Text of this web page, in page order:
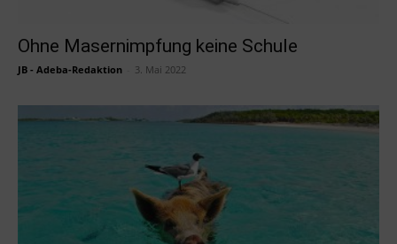
Ohne Masernimpfung keine Schule
JB - Adeba-Redaktion 3. Mai 2022